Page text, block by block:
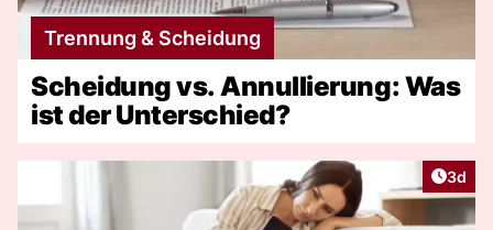
Trennung & Scheidung
Scheidung vs. Annullierung: Was
ist der Unterschied?
3d